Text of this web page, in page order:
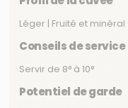
Léger | Fruité et minéral
Conseils de service
Servir de 8° à 10°
Potentiel de garde